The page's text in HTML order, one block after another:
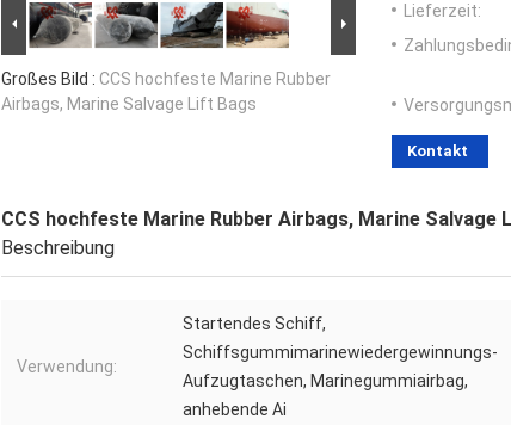
Großes Bild : CCS hochfeste Marine Rubber
Airbags, Marine Salvage Lift Bags
Lieferzeit:
Kontakt
CCS hochfeste Marine Rubber Airbags, Marine Salvage
Beschreibung
Verwendung:
Startendes Schiff,
Schiffsgummimarinewiedergewinnungs-
Aufzugtaschen, Marinegummiairbag,
anhebende Ai